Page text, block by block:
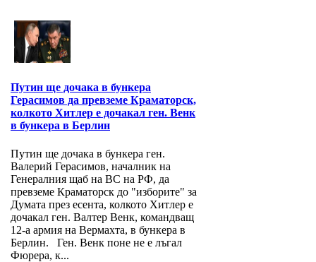
Путин ще дочака в бункера
Герасимов да превземе Краматорск,
колкото Хитлер е дочакал ген. Венк
в бункера в Берлин
Путин ще дочака в бункера ген.
Валерий Герасимов, началник на
Генералния щаб на ВС на РФ, да
превземе Краматорск до "изборите" за
Думата през есента, колкото Хитлер е
дочакал ген. Валтер Венк, командващ
12-а армия на Вермахта, в бункера в
Берлин. Ген. Венк поне не е лъгал
Фюрера, к...